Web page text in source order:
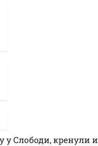
Слободи, кренули и